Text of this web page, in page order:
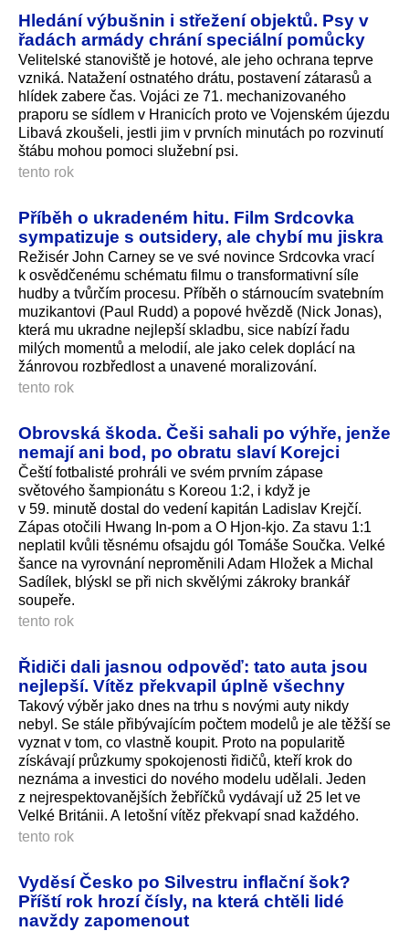
Hledání výbušnin i střežení objektů. Psy v
řadách armády chrání speciální pomůcky
Velitelské stanoviště je hotové, ale jeho ochrana teprve
vzniká. Natažení ostnatého drátu, postavení zátarasů a
hlídek zabere čas. Vojáci ze 71. mechanizovaného
praporu se sídlem v Hranicích proto ve Vojenském újezdu
Libavá zkoušeli, jestli jim v prvních minutách po rozvinutí
štábu mohou pomoci služební psi.
tento rok
Příběh o ukradeném hitu. Film Srdcovka
sympatizuje s outsidery, ale chybí mu jiskra
Režisér John Carney se ve své novince Srdcovka vrací
k osvědčenému schématu filmu o transformativní síle
hudby a tvůrčím procesu. Příběh o stárnoucím svatebním
muzikantovi (Paul Rudd) a popové hvězdě (Nick Jonas),
která mu ukradne nejlepší skladbu, sice nabízí řadu
milých momentů a melodií, ale jako celek doplácí na
žánrovou rozbředlost a unavené moralizování.
tento rok
Obrovská škoda. Češi sahali po výhře, jenže
nemají ani bod, po obratu slaví Korejci
Čeští fotbalisté prohráli ve svém prvním zápase
světového šampionátu s Koreou 1:2, i když je
v 59. minutě dostal do vedení kapitán Ladislav Krejčí.
Zápas otočili Hwang In-pom a O Hjon-kjo. Za stavu 1:1
neplatil kvůli těsnému ofsajdu gól Tomáše Součka. Velké
šance na vyrovnání neproměnili Adam Hložek a Michal
Sadílek, blýskl se při nich skvělými zákroky brankář
soupeře.
tento rok
Řidiči dali jasnou odpověď: tato auta jsou
nejlepší. Vítěz překvapil úplně všechny
Takový výběr jako dnes na trhu s novými auty nikdy
nebyl. Se stále přibývajícím počtem modelů je ale těžší se
vyznat v tom, co vlastně koupit. Proto na popularitě
získávají průzkumy spokojenosti řidičů, kteří krok do
neznáma a investici do nového modelu udělali. Jeden
z nejrespekto­vanějších žebříčků vydávají už 25 let ve
Velké Británii. A letošní vítěz překvapí snad každého.
tento rok
Vyděsí Česko po Silvestru inflační šok?
Příští rok hrozí čísly, na která chtěli lidé
navždy zapomenout